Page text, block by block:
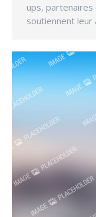
ups,
soutiennent leur